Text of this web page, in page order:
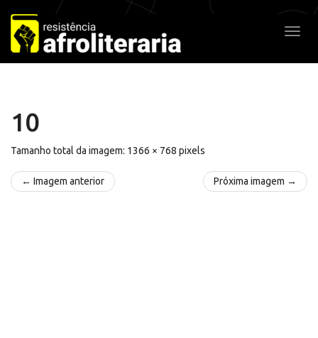
Pular
para
o
conteúdo
10
Tamanho total da imagem: 1366 × 768 pixels
← Imagem anterior Próxima imagem →